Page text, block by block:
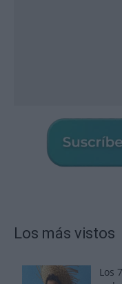
Los más vistos
Los